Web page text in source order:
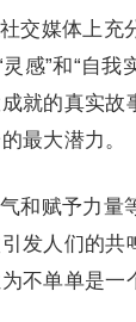
交媒体上充
灵感”和“自
就的真实故
最大潜力。
和赋予力量
发人们的
不单单是一